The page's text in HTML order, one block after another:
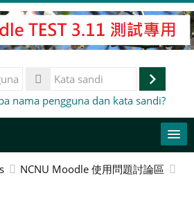
Masuk
nama pengguna dan kata sandi?
NCNU Moodle 使用問題討論區